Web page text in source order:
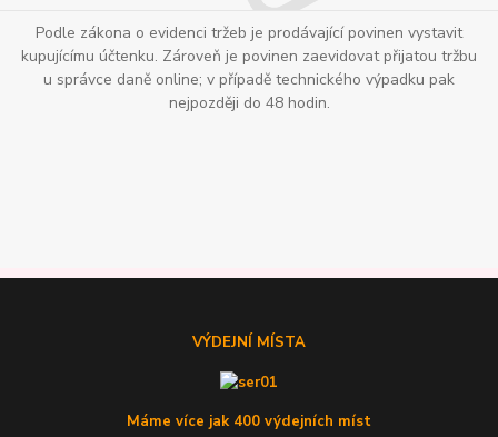
Podle zákona o evidenci tržeb je prodávající povinen vystavit
kupujícímu účtenku. Zároveň je povinen zaevidovat přijatou tržbu
u správce daně online; v případě technického výpadku pak
nejpozději do 48 hodin.
VÝDEJNÍ MÍSTA
Máme více jak 400 výdejních míst